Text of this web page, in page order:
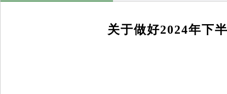
关于做好2024年下